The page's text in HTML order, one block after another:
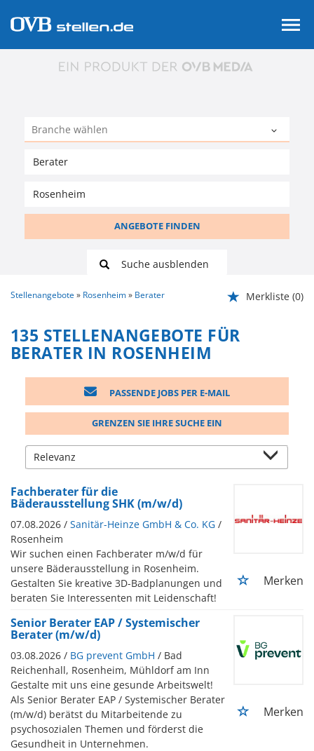
ANGEBOTE FINDEN
Suche ausblenden
Stellenangebote Rosenheim Berater Merkliste (0)
135 STELLENANGEBOTE FÜR
BERATER IN ROSENHEIM
PASSENDE JOBS PER E-MAIL
GRENZEN SIE IHRE SUCHE EIN
Fachberater für die
Bäderausstellung SHK (m/w/d)
07.08.2026 / Sanitär-Heinze GmbH & Co. KG /
Rosenheim
Wir suchen einen Fachberater m/w/d für
unsere Bäderausstellung in Rosenheim.
Gestalten Sie kreative 3D-Badplanungen und
beraten Sie Interessenten mit Leidenschaft!
Merken
Senior Berater EAP / Systemischer
Berater (m/w/d)
03.08.2026 / BG prevent GmbH / Bad
Reichenhall, Rosenheim, Mühldorf am Inn
Gestalte mit uns eine gesunde Arbeitswelt!
Als Senior Berater EAP / Systemischer Berater
(m/w/d) berätst du Mitarbeitende zu
psychosozialen Themen und förderst die
Gesundheit in Unternehmen.
Merken